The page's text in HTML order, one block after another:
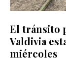
El tránsito
Valdivia
miércoles